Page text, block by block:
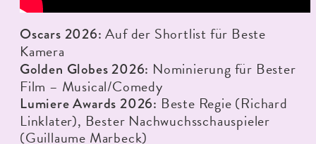
Oscars 2026:Auf der Shortlist für Beste
Kamera
Golden Globes 2026: Nominierung für Bester
Film – Musical/Comedy
Lumiere Awards 2026: Beste Regie (Richard
Linklater), Bester Nachwuchsschauspieler
(Guillaume Marbeck)